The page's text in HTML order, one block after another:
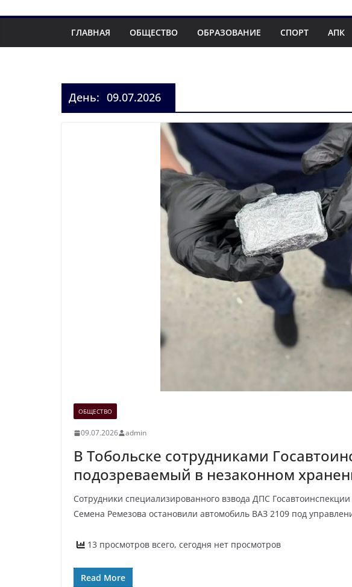
ГЛАВНАЯ ОБЩЕСТВО ОБРАЗОВАНИЕ СПОРТ АПК
День: 09.07.2026
ОБЩЕСТВО
09.07.2026 admin
В Тобольске сотрудниками
подозреваемый в незаконном
Сотрудники специализированного взвода ДПС
Семена Ремезова остановили автомобиль ВАЗ 2109 под
13 просмотров всего, сегодня нет просмотров
Read More